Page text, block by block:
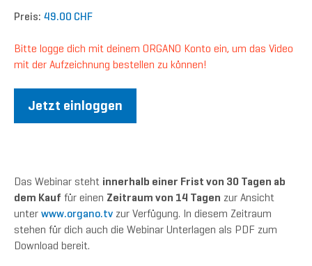
Preis: 49.00 CHF
Bitte logge dich mit deinem ORGANO Konto ein, um das Video
mit der Aufzeichnung bestellen zu können!
Jetzt einloggen
Das Webinar steht innerhalb einer Frist von 30 Tagen ab
dem Kauf für einen Zeitraum von 14 Tagen zur Ansicht
unter www.organo.tv zur Verfügung. In diesem Zeitraum
stehen für dich auch die Webinar Unterlagen als PDF zum
Download bereit.